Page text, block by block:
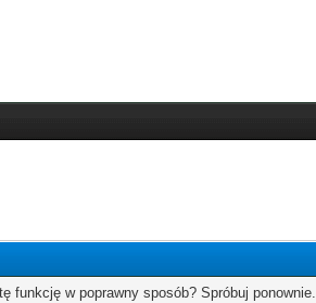
funkcję w poprawny sposób? Spróbuj ponownie.